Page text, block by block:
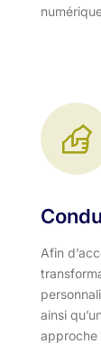
Afin
ainsi
approche